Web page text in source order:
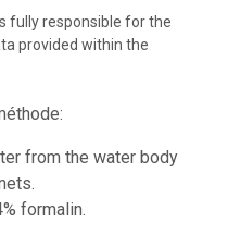
fully responsible for the
provided within the
from the water body
formalin.